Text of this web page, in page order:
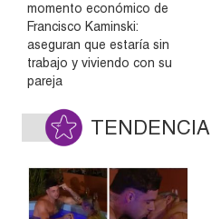
momento económico de
Francisco Kaminski:
aseguran que estaría sin
trabajo y viviendo con su
pareja
TENDENCIA